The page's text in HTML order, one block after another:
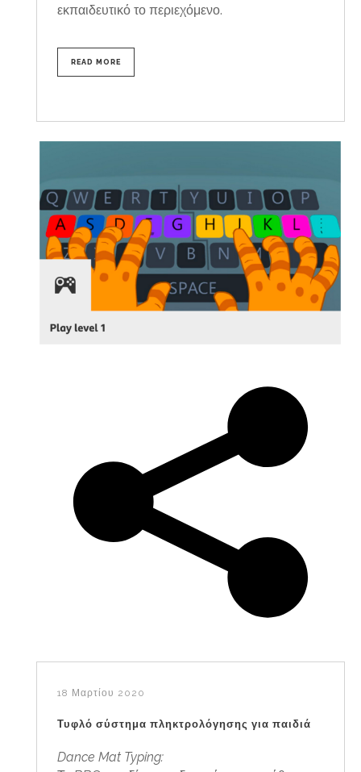
εκπαιδευτικό το περιεχόμενο.
READ MORE
18 Μαρτίου 2020
Τυφλό σύστημα πληκτρολόγησης για παιδιά
Dance Mat Typing: